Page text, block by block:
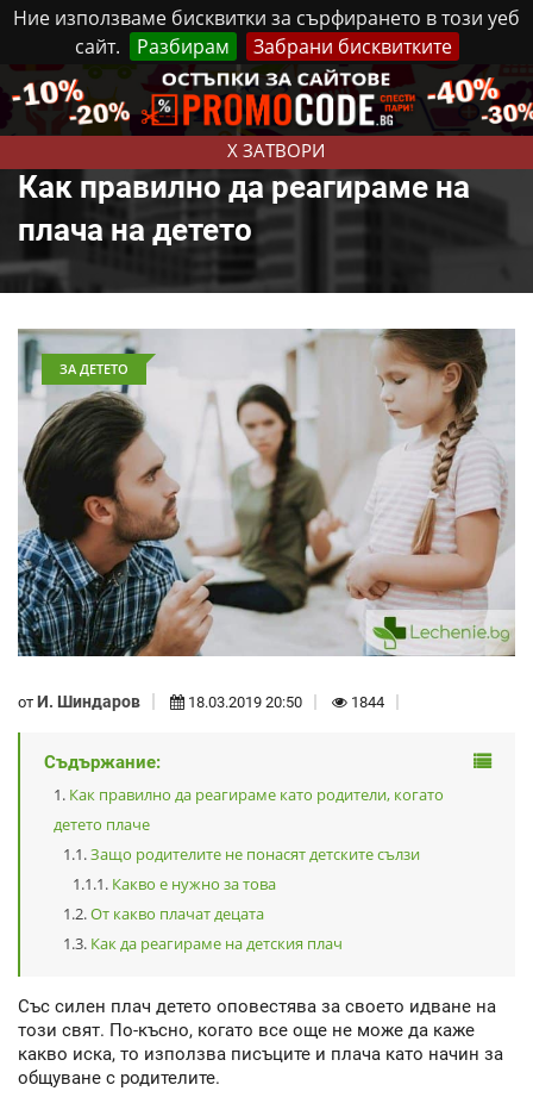
Ние използваме бисквитки за сърфирането в този уеб
сайт.
Разбирам Забрани бисквитките
X ЗАТВОРИ
Събота, 8 Август, 2026 Реклама Контакти
Как правилно да реагираме на
плача на детето
ЗА ДЕТЕТО
от И. Шиндаров 18.03.2019 20:50 1844
Съдържание:
Как правилно да реагираме като родители, когато
детето плаче
Защо родителите не понасят детските сълзи
Какво е нужно за това
От какво плачат децата
Как да реагираме на детския плач
Със силен плач детето оповестява за своето идване на
този свят. По-късно, когато все още не може да каже
какво иска, то използва писъците и плача като начин за
общуване с родителите.